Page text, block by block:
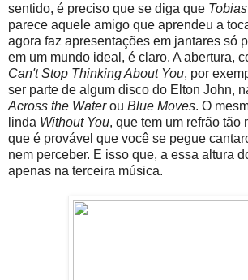
sentido, é preciso que se diga que
parece aquele amigo que aprendeu a
agora faz apresentações em jantares só
em um mundo ideal, é claro. A abertura,
Can't Stop Thinking About You, por
ser parte de algum disco do Elton John,
Across the Waterou Blue Moves. O
linda Without You, que tem um refrão tão
que é provável que você se pegue
nem perceber. E isso que, a essa altura
apenas na terceira música.